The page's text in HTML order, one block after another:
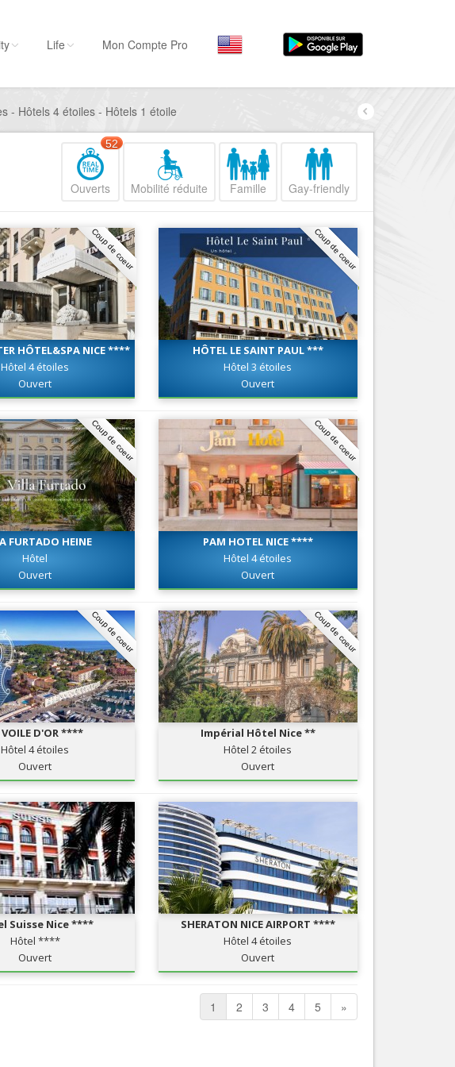
Par activité
Hôtels, ...
Visiter
Sortir
Restaurants, ...
Commerces
Mode, ...
Loisirs
Plages, sports, ...
Tourisme, ...
Par quartiers
Nice Promenade du
Nice le Port
Nice le Vieux Nice
Nice le Coeur de Ville
Nice les Collines Niçoises
Nice le petit Marais Niçois
Nice la plaine du Var
Nice Aéroport
Life Mon Compte Pro
- Hôtels 4 étoiles - Hôtels 1 étoile
Ouverts
52
Mobilité réduite Famille Gay-friendly
Coup de coeur
HÔTEL&SPA NICE ****
Hôtel 4 étoiles
Ouvert
Coup de coeur
HÔTEL LE SAINT PAUL ***
Hôtel 3 étoiles
Ouvert
Coup de coeur
FURTADO HEINE
Hôtel
Ouvert
Coup de coeur
PAM HOTEL NICE ****
Hôtel 4 étoiles
Ouvert
Coup de coeur
VOILE D'OR ****
Hôtel 4 étoiles
Ouvert
Coup de coeur
Impérial Hôtel Nice **
Hôtel 2 étoiles
Ouvert
Suisse Nice ****
Hôtel ****
Ouvert
SHERATON NICE AIRPORT ****
Hôtel 4 étoiles
Ouvert
1 2 3 4 5 »